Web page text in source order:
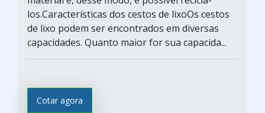
los.Características dos cestos de lixoOs cestos
de lixo podem ser encontrados em diversas
capacidades. Quanto maior for sua capacida...
Cotar agora